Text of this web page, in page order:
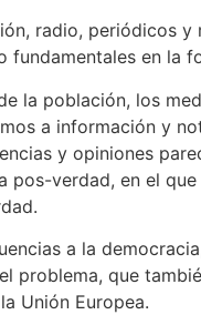
radio, periódicos
fundamentales en la
la población, los
a información y
y opiniones
verdad, en el
a la
problema, que
Unión Europea.